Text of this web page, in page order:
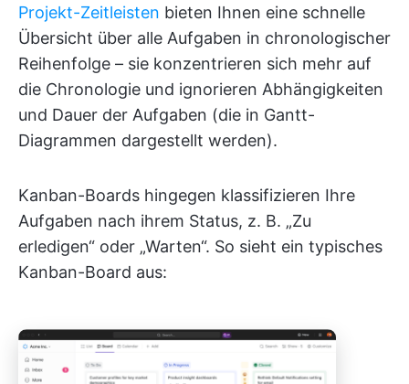
Projekt-Zeitleisten bieten Ihnen eine schnelle
Übersicht über alle Aufgaben in chronologischer
Reihenfolge – sie konzentrieren sich mehr auf
die Chronologie und ignorieren Abhängigkeiten
und Dauer der Aufgaben (die in Gantt-
Diagrammen dargestellt werden).
Kanban-Boards hingegen klassifizieren Ihre
Aufgaben nach ihrem Status, z. B. „Zu
erledigen“ oder „Warten“. So sieht ein typisches
Kanban-Board aus: